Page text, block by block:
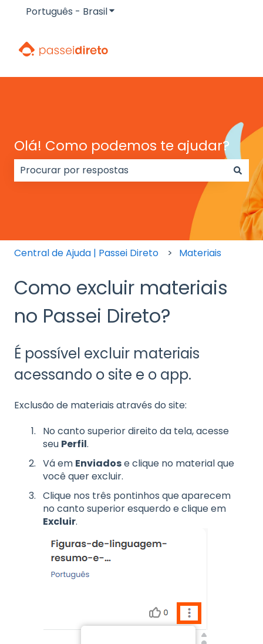
Português - BrasilMostrar submenu para traduções
Olá! Como podemos te ajudar?
Não há sugestões porque o campo de pesquisa
Central de Ajuda | Passei Direto Materiais
Como excluir materiais
no Passei Direto?
É possível excluir materiais
acessando o site e o app.
Exclusão de materiais através do site:
No canto superior direito da tela, acesse
seu Perfil.
Vá em Enviadose clique no material que
você quer excluir.
Clique nos três pontinhos que aparecem
no canto superior esquerdo e clique em
Excluir.